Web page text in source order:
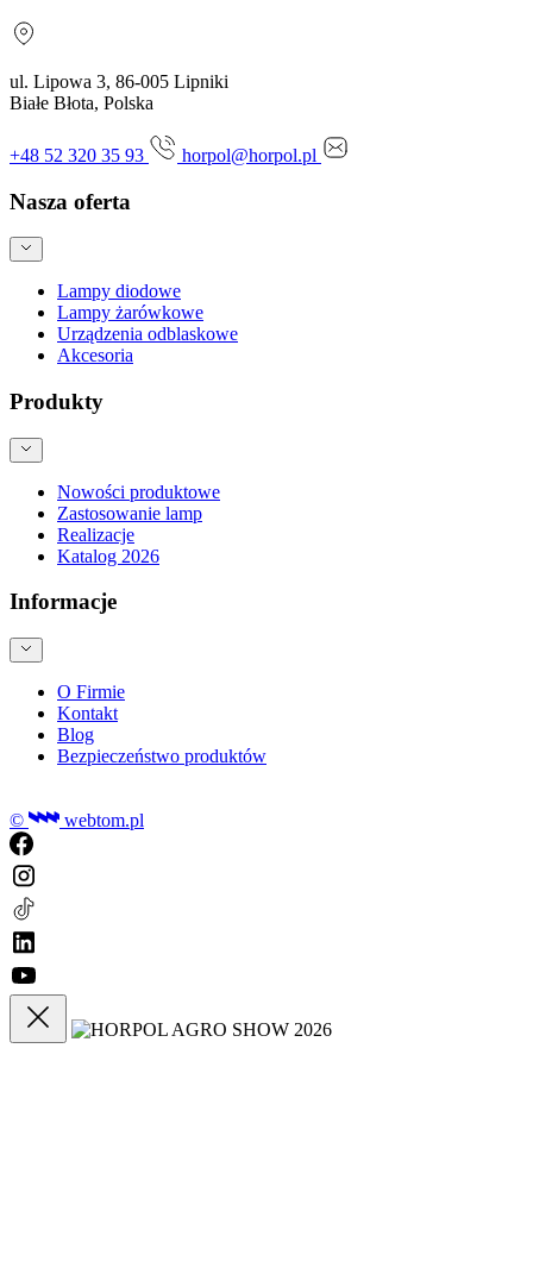
ul. Lipowa 3, 86-005 Lipniki
Białe Błota, Polska
+48 52 320 35 93 horpol@horpol.pl
Nasza oferta
Lampy diodowe
Lampy żarówkowe
Urządzenia odblaskowe
Akcesoria
Produkty
Nowości produktowe
Zastosowanie lamp
Realizacje
Katalog 2026
Informacje
O Firmie
Kontakt
Blog
Bezpieczeństwo produktów
© webtom.pl